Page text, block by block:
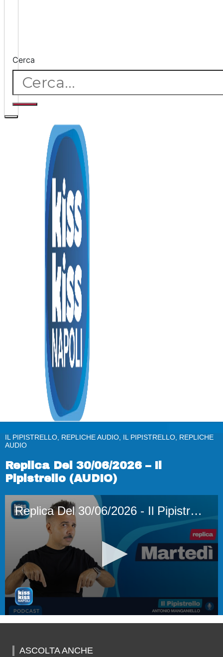
Cerca
IL PIPISTRELLO, REPLICHE AUDIO, IL PIPISTRELLO, REPLICHE
AUDIO
Replica Del 30/06/2026 – Il
Pipistrello (AUDIO)
Replica Del 30/06/2026 - Il Pipistrello (AUDIO)
hour,ASCOLTA ANCHE